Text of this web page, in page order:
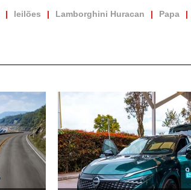
leilões Lamborghini Huracan
Papa